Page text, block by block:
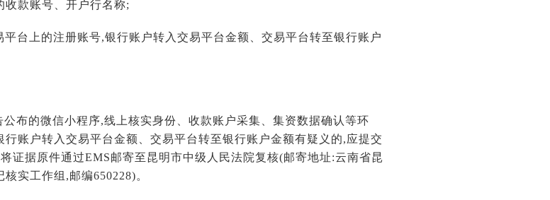
收款账号、开户行名称;
平台上的注册账号,银行账户转入交易平台金额、交易平台转至银行账户
布的微信小程序,线上核实身份、收款账户采集、集资数据确认等环
账户转入交易平台金额、交易平台转至银行账户金额有疑义的,应提交
证据原件通过EMS邮寄至昆明市中级人民法院复核(邮寄地址:云南省昆
实工作组,邮编650228)。